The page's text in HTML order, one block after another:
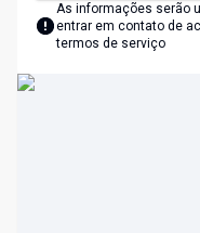
As informações serão
entrar em contato de
termos de serviço